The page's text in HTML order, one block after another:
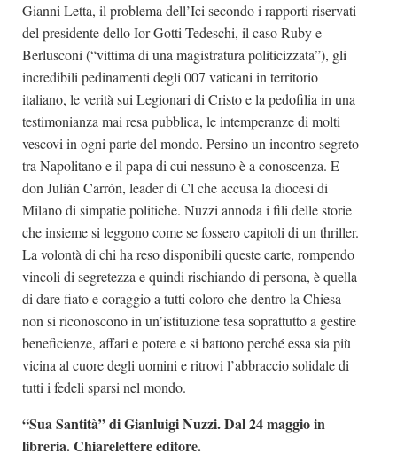
Gianni Letta, il problema dell’Ici secondo i rapporti riservati
del presidente dello Ior Gotti Tedeschi, il caso Ruby e
Berlusconi (“vittima di una magistratura politicizzata”), gli
incredibili pedinamenti degli 007 vaticani in territorio
italiano, le verità sui Legionari di Cristo e la pedofilia in una
testimonianza mai resa pubblica, le intemperanze di molti
vescovi in ogni parte del mondo. Persino un incontro segreto
tra Napolitano e il papa di cui nessuno è a conoscenza. E
don Julián Carrón, leader di Cl che accusa la diocesi di
Milano di simpatie politiche. Nuzzi annoda i fili delle storie
che insieme si leggono come se fossero capitoli di un thriller.
La volontà di chi ha reso disponibili queste carte, rompendo
vincoli di segretezza e quindi rischiando di persona, è quella
di dare fiato e coraggio a tutti coloro che dentro la Chiesa
non si riconoscono in un’istituzione tesa soprattutto a gestire
beneficienze, affari e potere e si battono perché essa sia più
vicina al cuore degli uomini e ritrovi l’abbraccio solidale di
tutti i fedeli sparsi nel mondo.
“Sua Santità” di Gianluigi Nuzzi. Dal 24 maggio in
libreria. Chiarelettere editore.